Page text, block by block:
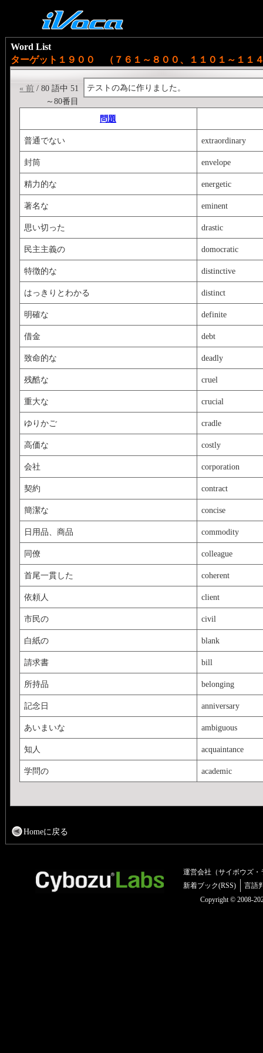
Word List
ターゲット１９００ （７６１～８００、１１０１～１１
テストの為に作りました。
« 前 / 80 語中 51
～80番目
問題
普通でない extraordinary
封筒 envelope
精力的な energetic
著名な eminent
思い切った drastic
民主主義の domocratic
特徴的な distinctive
はっきりとわかる distinct
明確な definite
借金 debt
致命的な deadly
残酷な cruel
重大な crucial
ゆりかご cradle
高価な costly
会社 corporation
契約 contract
簡潔な concise
日用品、商品 commodity
同僚 colleague
首尾一貫した coherent
依頼人 client
市民の civil
白紙の blank
請求書 bill
所持品 belonging
記念日 anniversary
あいまいな ambiguous
知人 acquaintance
学問の academic
Homeに戻る
運営会社（サイボウズ・
新着ブック(RSS)
言語
Copyright © 2008-